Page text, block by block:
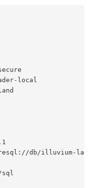
local
db/illuvium-
sql